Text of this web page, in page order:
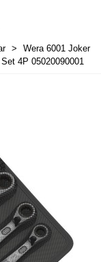
>
Wera 6001 Joker
Set 4P 05020090001